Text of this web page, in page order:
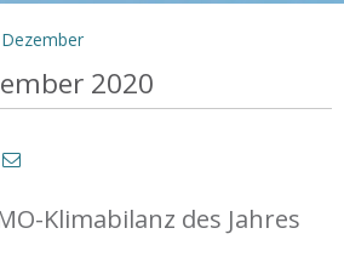
Dezember
2020
Klimabilanz des Jahres